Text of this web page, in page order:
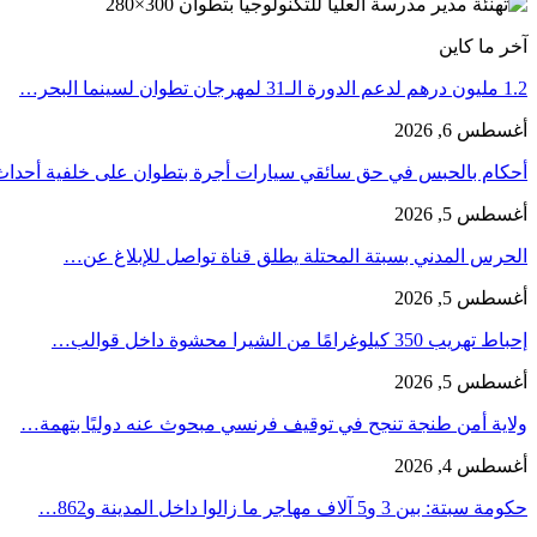
آخر ما كاين
1.2 مليون درهم لدعم الدورة الـ31 لمهرجان تطوان لسينما البحر…
أغسطس 6, 2026
أحكام بالحبس في حق سائقي سيارات أجرة بتطوان على خلفية
أغسطس 5, 2026
الحرس المدني بسبتة المحتلة يطلق قناة تواصل للإبلاغ عن…
أغسطس 5, 2026
إحباط تهريب 350 كيلوغرامًا من الشيرا محشوة داخل قوالب…
أغسطس 5, 2026
ولاية أمن طنجة تنجح في توقيف فرنسي مبحوث عنه دوليًا بتهمة…
أغسطس 4, 2026
حكومة سبتة: بين 3 و5 آلاف مهاجر ما زالوا داخل المدينة و862…